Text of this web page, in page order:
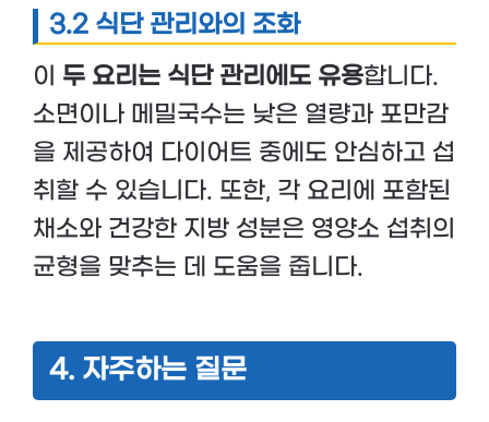
3.2 식단 관리와의 조화
이 두 요리는 식단 관리에도 유용합니다.
소면이나 메밀국수는 낮은 열량과 포만감
을 제공하여 다이어트 중에도 안심하고 섭
취할 수 있습니다. 또한, 각 요리에 포함된
채소와 건강한 지방 성분은 영양소 섭취의
균형을 맞추는 데 도움을 줍니다.
4. 자주하는 질문